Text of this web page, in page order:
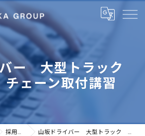
ー 大型トラック
ェーン取付講習
採用ブログ 山坂ドライバー 大型トラック タイヤ チェーン取付講習